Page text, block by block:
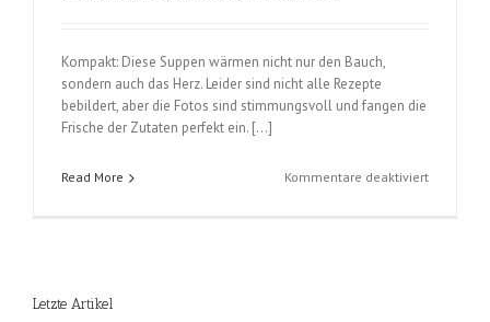
Kompakt: Diese Suppen wärmen nicht nur den Bauch,
sondern auch das Herz. Leider sind nicht alle Rezepte
bebildert, aber die Fotos sind stimmungsvoll und fangen die
Frische der Zutaten perfekt ein. […]
Read More Kommentare deaktiviertfür
Letzte Artikel